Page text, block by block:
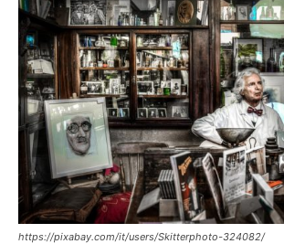
https://pixabay.com/it/users/Skitterphoto-324082/